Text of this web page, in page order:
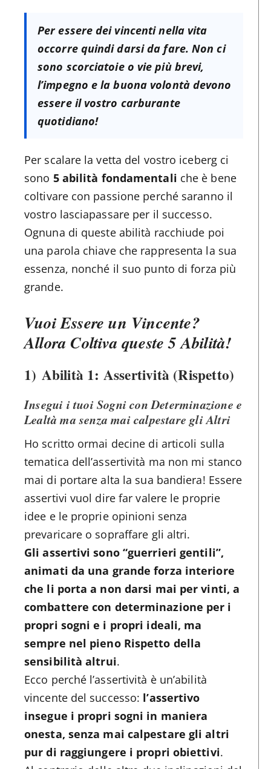
Per essere dei vincenti nella vita
occorre quindi darsi da fare. Non ci
sono scorciatoie o vie più brevi,
l’impegno e la buona volontà devono
essere il vostro carburante
quotidiano!
Per scalare la vetta del vostro iceberg ci
sono 5 abilità fondamentali che è bene
coltivare con passione perché saranno il
vostro lasciapassare per il successo.
Ognuna di queste abilità racchiude poi
una parola chiave che rappresenta la sua
essenza, nonché il suo punto di forza più
grande.
Vuoi Essere un Vincente?
Allora Coltiva queste 5 Abilità!
1) Abilità 1: Assertività (Rispetto)
Insegui i tuoi Sogni con Determinazione e
Lealtà ma senza mai calpestare gli Altri
Ho scritto ormai decine di articoli sulla
tematica dell’assertività ma non mi stanco
mai di portare alta la sua bandiera! Essere
assertivi vuol dire far valere le proprie
idee e le proprie opinioni senza
prevaricare o sopraffare gli altri.
Gli assertivi sono “guerrieri gentili”,
animati da una grande forza interiore
che li porta a non darsi mai per vinti, a
combattere con determinazione per i
propri sogni e i propri ideali, ma
sempre nel pieno Rispetto della
sensibilità altrui.
Ecco perché l’assertività è un’abilità
vincente del successo: l’assertivo
insegue i propri sogni in maniera
onesta, senza mai calpestare gli altri
pur di raggiungere i propri obiettivi.